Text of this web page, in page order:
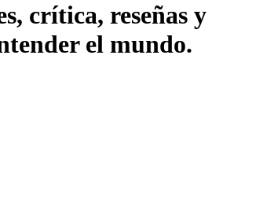
crítica, reseñas y
el mundo.